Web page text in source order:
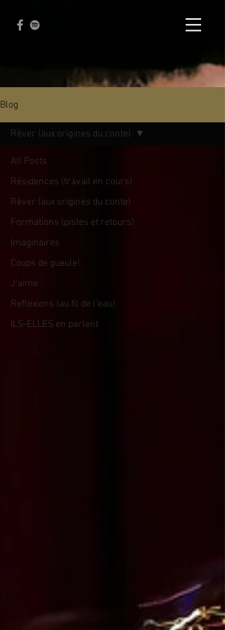
Blog
All Posts
Résidences (travail en cours)
Rêver (aux origines du conte)
Formations (pistes et retours)
Imaginaires
Coups de gueule!
J'aime
Reflexions (au fil de l'eau)
ILS-ELLES en parlent
Rêver (aux origines du conte)